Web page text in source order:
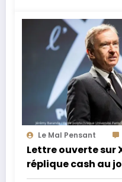
Le Mal Pensant
Lettre ouverte sur
réplique cash au